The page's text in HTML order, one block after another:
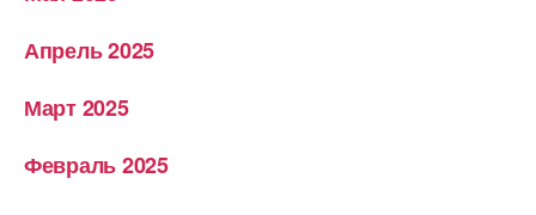
Апрель 2025
Март 2025
Февраль 2025